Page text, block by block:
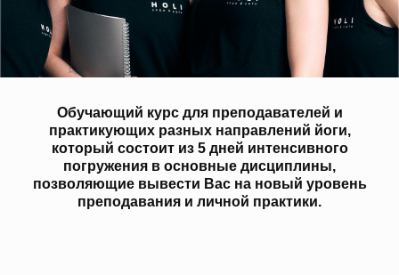
Обучающий курс для преподавателей и
практикующих разных направлений йоги,
который состоит из 5 дней интенсивного
погружения в основные дисциплины,
позволяющие вывести Вас на новый уровень
преподавания и личной практики.